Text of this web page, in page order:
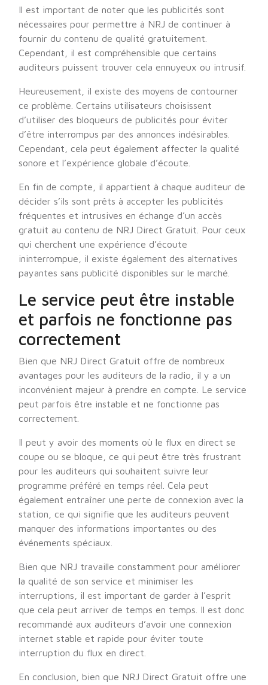
Il est important de noter que les publicités sont
nécessaires pour permettre à NRJ de continuer à
fournir du contenu de qualité gratuitement.
Cependant, il est compréhensible que certains
auditeurs puissent trouver cela ennuyeux ou intrusif.
Heureusement, il existe des moyens de contourner
ce problème. Certains utilisateurs choisissent
d’utiliser des bloqueurs de publicités pour éviter
d’être interrompus par des annonces indésirables.
Cependant, cela peut également affecter la qualité
sonore et l’expérience globale d’écoute.
En fin de compte, il appartient à chaque auditeur de
décider s’ils sont prêts à accepter les publicités
fréquentes et intrusives en échange d’un accès
gratuit au contenu de NRJ Direct Gratuit. Pour ceux
qui cherchent une expérience d’écoute
ininterrompue, il existe également des alternatives
payantes sans publicité disponibles sur le marché.
Le service peut être instable
et parfois ne fonctionne pas
correctement
Bien que NRJ Direct Gratuit offre de nombreux
avantages pour les auditeurs de la radio, il y a un
inconvénient majeur à prendre en compte. Le service
peut parfois être instable et ne fonctionne pas
correctement.
Il peut y avoir des moments où le flux en direct se
coupe ou se bloque, ce qui peut être très frustrant
pour les auditeurs qui souhaitent suivre leur
programme préféré en temps réel. Cela peut
également entraîner une perte de connexion avec la
station, ce qui signifie que les auditeurs peuvent
manquer des informations importantes ou des
événements spéciaux.
Bien que NRJ travaille constamment pour améliorer
la qualité de son service et minimiser les
interruptions, il est important de garder à l’esprit
que cela peut arriver de temps en temps. Il est donc
recommandé aux auditeurs d’avoir une connexion
internet stable et rapide pour éviter toute
interruption du flux en direct.
En conclusion, bien que NRJ Direct Gratuit offre une